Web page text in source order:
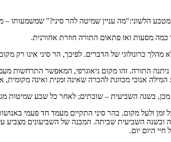
הלשוני:"מה עניין שמיטה להר סיני?" שמשמעותו –
מסעות ואז פתאום התורה חוזרת אחורנית.
כרונולוגי של הדברים. לפיכך, הר סיני אינו רק
ניתנה התורה. זהו מקום גיאוגרפי, המאפשר התרחשות
: המילה אנוכי מכוונת להכרה שאינה זמנית ואינה
ולעל מקום. בהר סיני התקיים מעמד חד פעמי
השביעית שביתה. המבנה של השביעונים מצביע
היום יום.